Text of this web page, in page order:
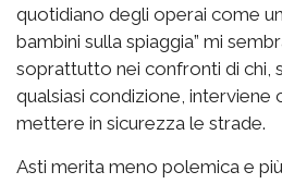
quotidiano degli operai come
bambini sulla spiaggia” mi
soprattutto nei confronti di chi,
qualsiasi condizione,
mettere in sicurezza le strade.
Asti merita meno polemica e